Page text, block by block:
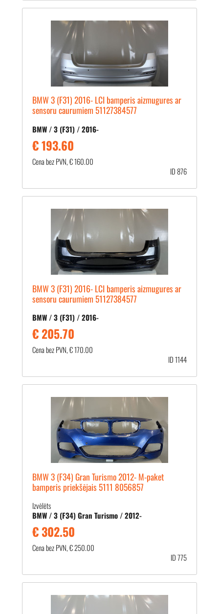
BMW 3 (F31) 2016- LCI bamperis aizmugures ar
sensoru caurumiem 51127384577
BMW / 3 (F31) / 2016-
€ 193.60
Cena bez PVN, € 160.00
ID 876
BMW 3 (F31) 2016- LCI bamperis aizmugures ar
sensoru caurumiem 51127384577
BMW / 3 (F31) / 2016-
€ 205.70
Cena bez PVN, € 170.00
ID 1144
BMW 3 (F34) Gran Turismo 2012- M-paket
bamperis priekšējais 5111 8056857
Izvēlēts
BMW / 3 (F34) Gran Turismo / 2012-
€ 302.50
Cena bez PVN, € 250.00
ID 775